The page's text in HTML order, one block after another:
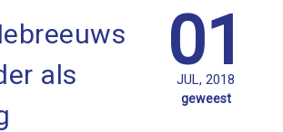
als
01
JUL, 2018
geweest